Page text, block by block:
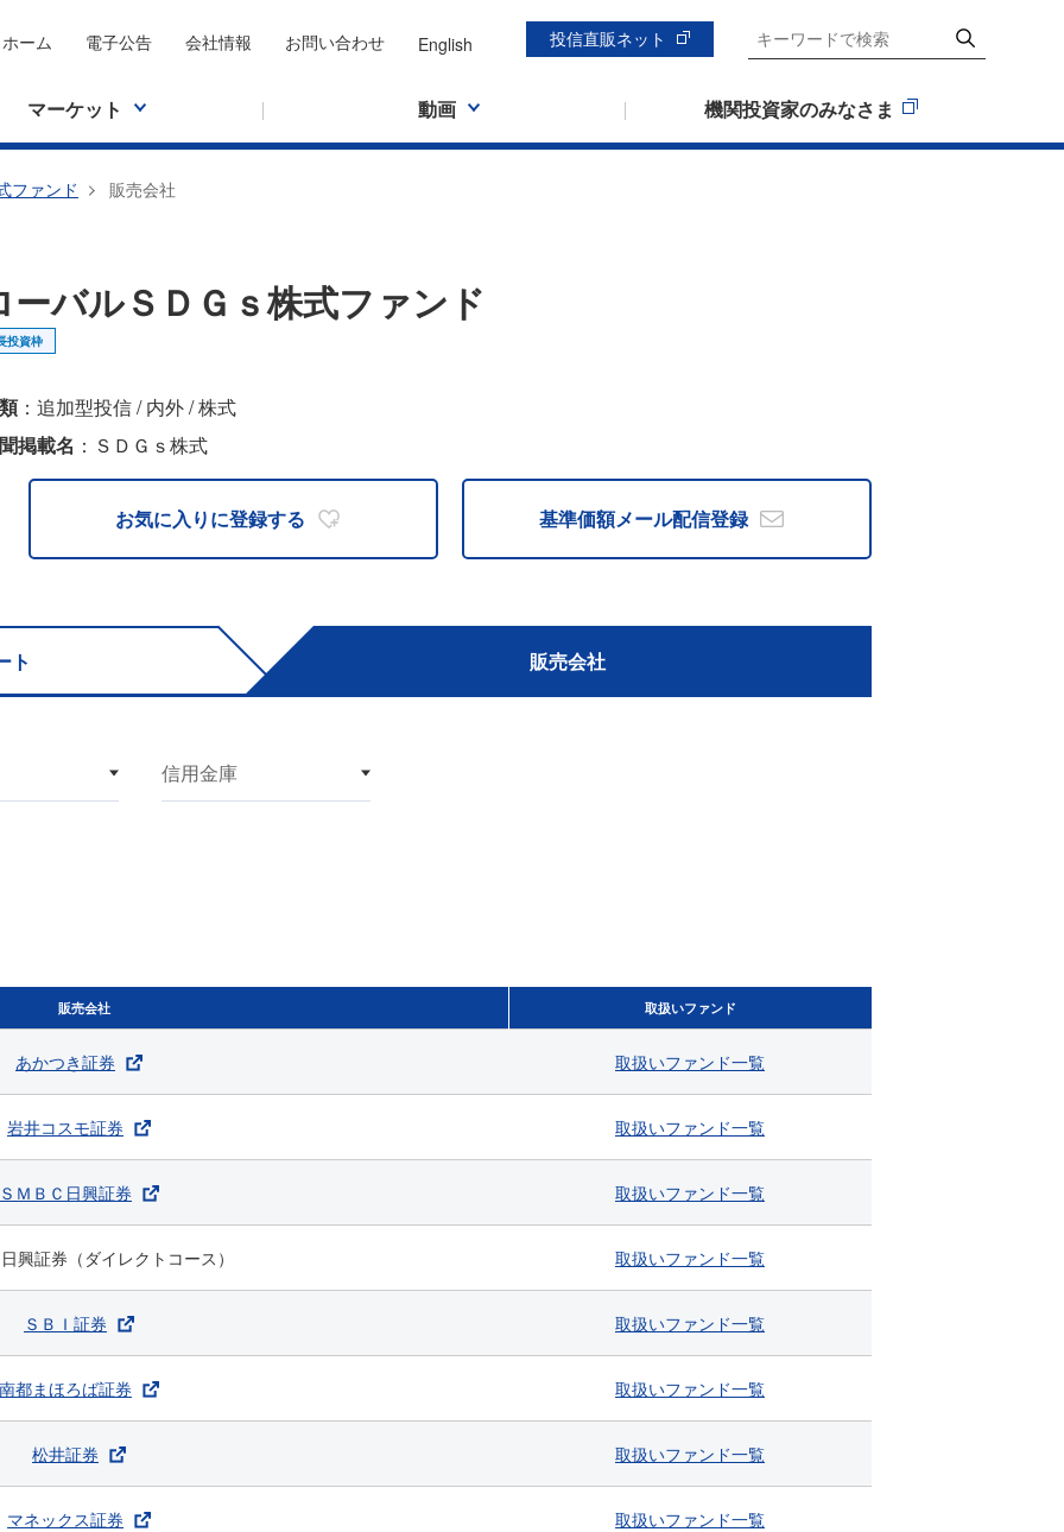
ホーム 電子公告 会社情報 お問い合わせ English 投信直販ネット
マーケット 動画 機関投資家のみなさま
ファンド 販売会社
ーバルＳＤＧｓ株式ファンド
投資枠
：追加型投信 / 内外 / 株式
掲載名 ：ＳＤＧｓ株式
お気に入りに登録する 基準価額メール配信登録
ト 販売会社
信用金庫
販売会社 取扱いファンド
あかつき証券 取扱いファンド一覧
岩井コスモ証券 取扱いファンド一覧
ＳＭＢＣ日興証券 取扱いファンド一覧
興証券（ダイレクトコース） 取扱いファンド一覧
ＳＢＩ証券 取扱いファンド一覧
南都まほろば証券 取扱いファンド一覧
松井証券 取扱いファンド一覧
マネックス証券 取扱いファンド一覧